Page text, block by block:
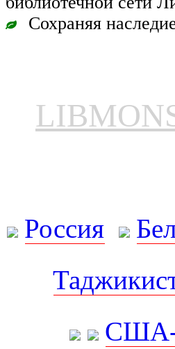
Сохраняя
Россия
США-